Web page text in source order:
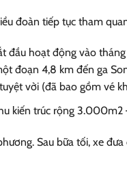
đoàn tiếp tục tham
đầu hoạt động vào
đoạn 4,8 km đến ga
vời (đã bao gồm vé
kiến trúc rộng
Sau bữa tối, xe